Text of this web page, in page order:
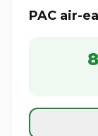
PAC air-